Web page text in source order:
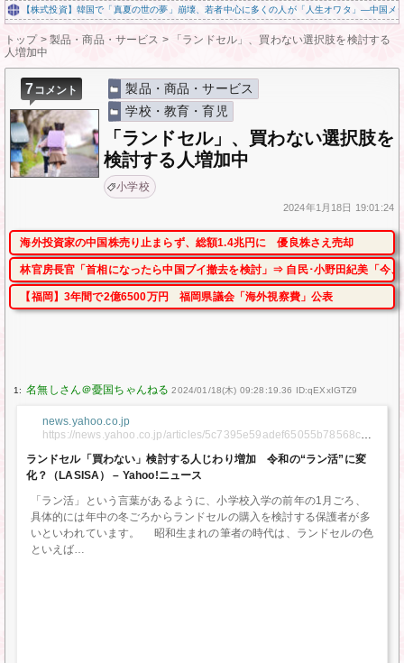
【株式投資】韓国で「真夏の世の夢」崩壊、若者中心に多くの人が「人生オワタ」―中国メ
トップ> 製品・商品・サービス >
「ランドセル」、買わない選択肢を検討する
人増加中
7コメント
製品・商品・サービス
学校・教育・育児
「ランドセル」、買わない選択肢を
検討する人増加中
小学校
2024年1月18日 19:01:24
海外投資家の中国株売り止まらず、総額1.4兆円に 優良株さえ売却
林官房長官「首相になったら中国ブイ撤去を検討」⇒ 自民･小野田紀美「今
【福岡】3年間で2億6500万円 福岡県議会「海外視察費」公表
1: 2024/01/18(木) 09:28:19.36 ID:qEXxIGTZ9
news.yahoo.co.jp
https://news.yahoo.co.jp/articles/5c7395e59adef65055b78568c10
ランドセル「買わない」検討する人じわり増加 令和の“ラン活”に変
化？（LASISA） – Yahoo!ニュース
「ラン活」という言葉があるように、小学校入学の前年の1月ごろ、
具体的には年中の冬ごろからランドセルの購入を検討する保護者が多
いといわれています。 昭和生まれの筆者の時代は、ランドセルの色
といえば